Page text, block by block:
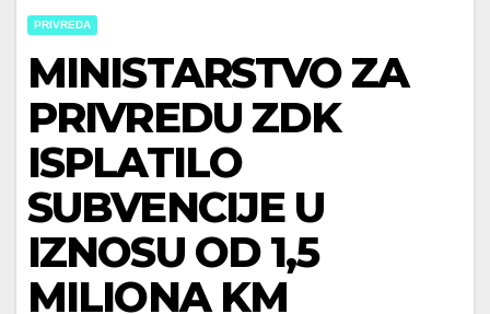
PRIVREDA
MINISTARSTVO ZA
PRIVREDU ZDK
ISPLATILO
SUBVENCIJE U
IZNOSU OD 1,5
MILIONA KM